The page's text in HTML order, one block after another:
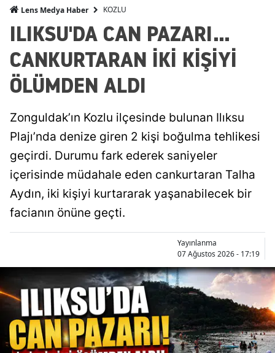
Lens Medya Haber KOZLU
ILIKSU'DA CAN PAZARI...
CANKURTARAN İKİ KİŞİYİ
ÖLÜMDEN ALDI
Zonguldak’ın Kozlu ilçesinde bulunan Ilıksu
Plajı’nda denize giren 2 kişi boğulma tehlikesi
geçirdi. Durumu fark ederek saniyeler
içerisinde müdahale eden cankurtaran Talha
Aydın, iki kişiyi kurtararak yaşanabilecek bir
facianın önüne geçti.
Yayınlanma
07 Ağustos 2026 - 17:19